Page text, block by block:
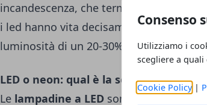
Consenso
Utilizziamo i
scegliere a
Cookie Policy|
incandescenza, che terminavano di
i led hanno vita decisamente più lunga
luminosità di un 20-30%.
LED o neon: qual è la soluzione
Le lampadine a LED sono, senza alcun